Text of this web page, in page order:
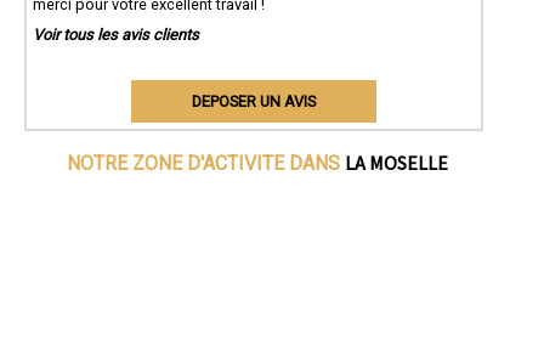
merci pour votre excellent travail !
Voir tous les avis clients
DEPOSER UN AVIS
NOTRE ZONE D'ACTIVITE DANS LA MOSELLE